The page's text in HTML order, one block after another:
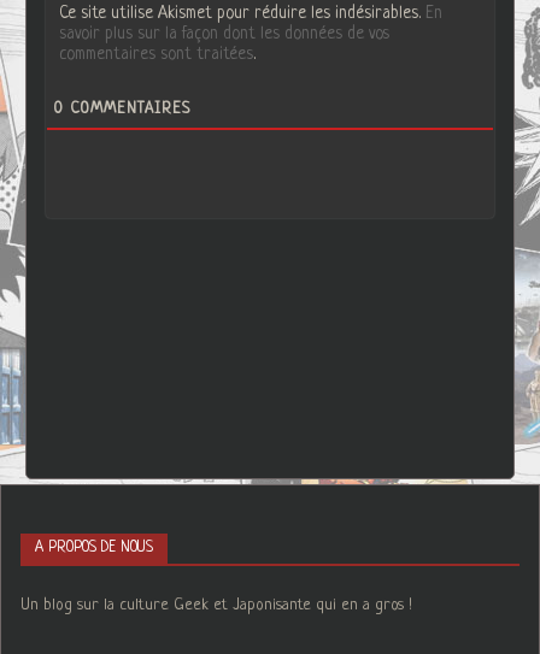
Ce site utilise Akismet pour réduire les indésirables. En
savoir plus sur la façon dont les données de vos
commentaires sont traitées.
0 COMMENTAIRES
A PROPOS DE NOUS
Un blog sur la culture Geek et Japonisante qui en a gros !